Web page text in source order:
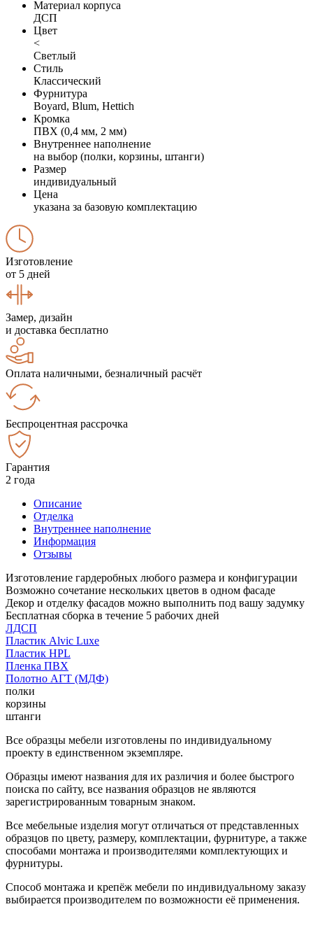
Материал корпуса
ДСП
Цвет
<
Светлый
Стиль
Классический
Фурнитура
Boyard, Blum, Hettich
Кромка
ПВХ (0,4 мм, 2 мм)
Внутреннее наполнение
на выбор (полки, корзины, штанги)
Размер
индивидуальный
Цена
указана за базовую комплектацию
Изготовление
от 5 дней
Замер, дизайн
и доставка бесплатно
Оплата наличными, безналичный расчёт
Беспроцентная рассрочка
Гарантия
2 года
Описание
Отделка
Внутреннее наполнение
Информация
Отзывы
Изготовление гардеробных любого размера и конфигурации
Возможно сочетание нескольких цветов в одном фасаде
Декор и отделку фасадов можно выполнить под вашу задумку
Бесплатная сборка в течение 5 рабочих дней
ЛДСП
Пластик Alvic Luxe
Пластик HPL
Пленка ПВХ
Полотно АГТ (МДФ)
полки
корзины
штанги
Все образцы мебели изготовлены по индивидуальному
проекту в единственном экземпляре.
Образцы имеют названия для их различия и более быстрого
поиска по сайту, все названия образцов не являются
зарегистрированным товарным знаком.
Все мебельные изделия могут отличаться от представленных
образцов по цвету, размеру, комплектации, фурнитуре, а также
способами монтажа и производителями комплектующих и
фурнитуры.
Способ монтажа и крепёж мебели по индивидуальному заказу
выбирается производителем по возможности её применения.